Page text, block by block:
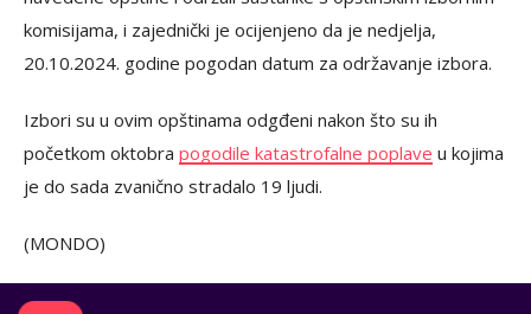
komisijama, i zajednički je ocijenjeno da je nedjelja,
20.10.2024. godine pogodan datum za održavanje izbora.
Izbori su u ovim opštinama odgđeni nakon što su ih
početkom oktobra pogodile katastrofalne poplave u kojima
je do sada zvanično stradalo 19 ljudi.
(MONDO)